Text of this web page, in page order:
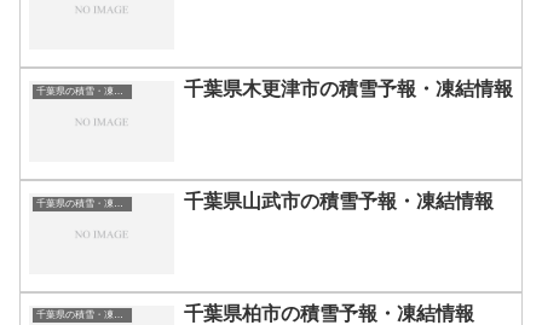
千葉県木更津市の積雪予報・凍結情報
千葉県山武市の積雪予報・凍結情報
千葉県の積雪・凍結情報 千葉県柏市の積雪予報・凍結情報